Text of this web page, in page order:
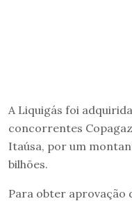
A Liquigás foi
concorrentes
Itaúsa, por um
bilhões.
Para obter aprovação